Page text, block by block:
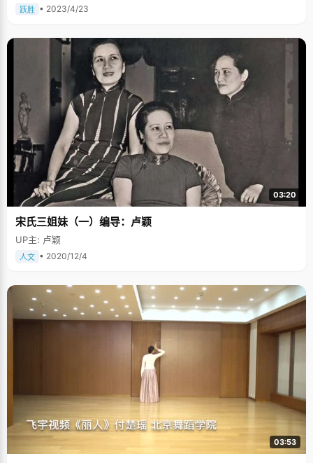
跃胜 • 2023/4/23
03:20
宋氏三姐妹（一）编导：卢颖
UP主: 卢颖
人文 • 2020/12/4
03:53